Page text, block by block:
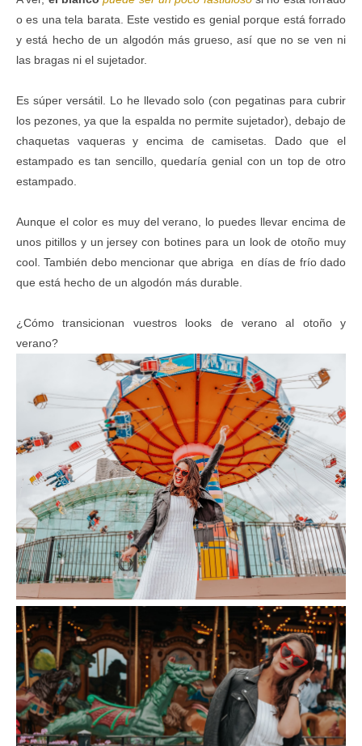
o es una tela barata. Este vestido es genial porque está forrado
y está hecho de un algodón más grueso, así que no se ven ni
las bragas ni el sujetador.
Es súper versátil.
Lo he llevado solo (con pegatinas para cubrir
los pezones, ya que la espalda no permite sujetador), debajo de
chaquetas vaqueras y encima de camisetas. Dado que el
estampado es tan sencillo, quedaría genial con un top de otro
estampado.
Aunque el color es muy del verano, lo puedes llevar encima de
unos pitillos y un jersey con botines para un look de otoño muy
cool. También debo mencionar que abriga en días de frío dado
que está hecho de un algodón más durable.
¿Cómo transicionan vuestros looks de verano al otoño y
verano?